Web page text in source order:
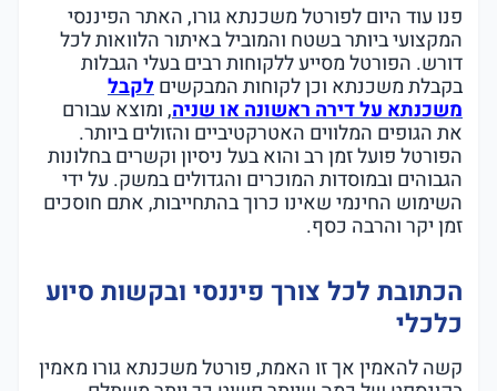
פנו עוד היום לפורטל משכנתא גורו, האתר הפיננסי
המקצועי ביותר בשטח והמוביל באיתור הלוואות לכל
דורש. הפורטל מסייע ללקוחות רבים בעלי הגבלות
בקבלת משכנתא וכן לקוחות המבקשיםלקבל
משכנתא על דירה ראשונה או שניה, ומוצא עבורם
את הגופים המלווים האטרקטיביים והזולים ביותר.
הפורטל פועל זמן רב והוא בעל ניסיון וקשרים בחלונות
הגבוהים ובמוסדות המוכרים והגדולים במשק. על ידי
השימוש החינמי שאינו כרוך בהתחייבות, אתם חוסכים
זמן יקר והרבה כסף.
הכתובת לכל צורך פיננסי ובקשות סיוע
כלכלי
קשה להאמין אך זו האמת, פורטל משכנתא גורו מאמין